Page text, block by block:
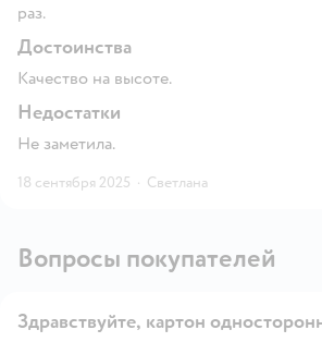
раз.
Достоинства
Качество на высоте.
Недостатки
Не заметила.
18 сентября 2025 · Светлана
Вопросы покупателей
Здравствуйте, картон